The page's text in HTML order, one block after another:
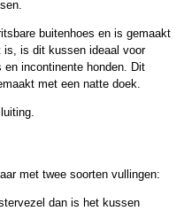
buitenhoes en is gemaakt
is, is dit kussen ideaal voor
en incontinente honden. Dit
met een natte doek.
met twee soorten vullingen:
dan is het kussen